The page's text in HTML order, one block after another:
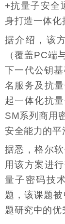
+抗量子安全
身打造一体化
据介绍，该
（覆盖PC端
下一代公钥
名服务及抗
起一体化抗
SM系列商用
安全能力的平
据悉，格尔
用该方案进
量子密码技
题，该课题
题研究中的优